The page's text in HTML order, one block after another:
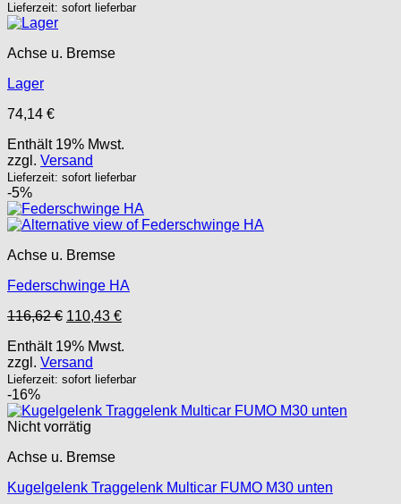
Lieferzeit: sofort lieferbar
Achse u. Bremse
Lager
74,14 €
Enthält 19% Mwst.
zzgl. Versand
Lieferzeit: sofort lieferbar
-5%
Achse u. Bremse
Federschwinge HA
116,62€ Ursprünglicher
war:
116,62 €
110,43 €Aktueller
ist:
Enthält 19% Mwst.
zzgl. Versand
Lieferzeit: sofort lieferbar
-16%
Nicht vorrätig
Achse u. Bremse
Kugelgelenk Traggelenk Multicar FUMO M30 unten